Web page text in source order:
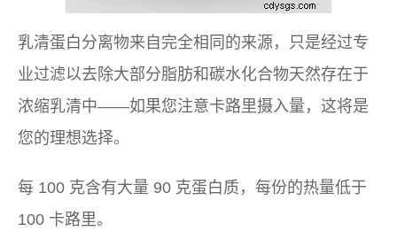
乳清蛋白分离物来自完全相同的来源，只是经过专
业过滤以去除大部分脂肪和碳水化合物天然存在于
浓缩乳清中——如果您注意卡路里摄入量，这将是
您的理想选择。
每 100 克含有大量 90 克蛋白质，每份的热量低于
100 卡路里。